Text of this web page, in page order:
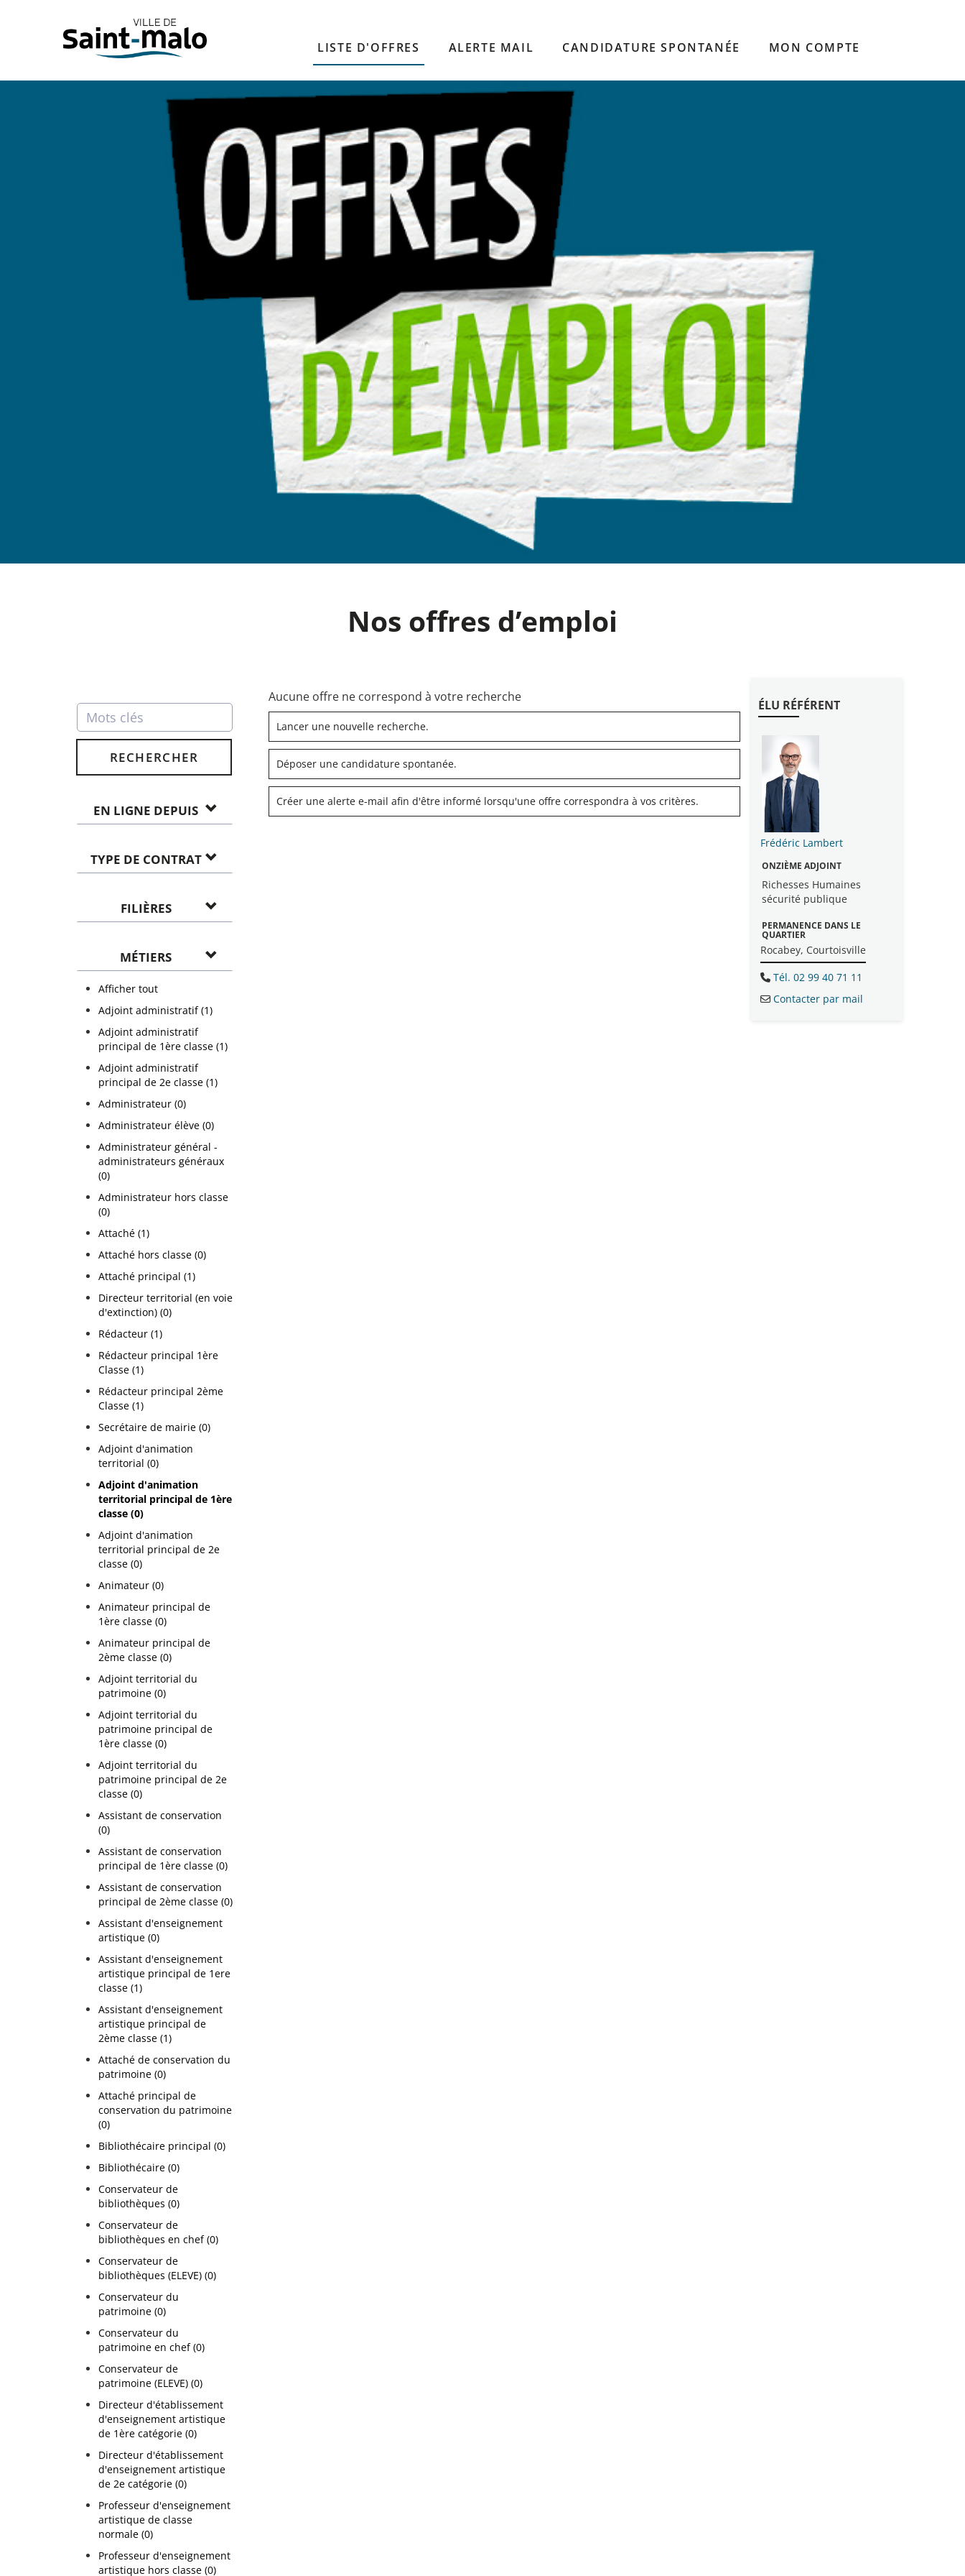
LISTE D'OFFRES ALERTE MAIL CANDIDATURE SPONTANÉE MON COMPTE
Nos offres d’emploi
RECHERCHER
EN LIGNE DEPUIS
TYPE DE CONTRAT
FILIÈRES
MÉTIERS
Afficher tout
Adjoint administratif (1)
Adjoint administratif
principal de 1ère classe (1)
Adjoint administratif
principal de 2e classe (1)
Administrateur (0)
Administrateur élève (0)
Administrateur général -
administrateurs généraux
(0)
Administrateur hors classe
(0)
Attaché (1)
Attaché hors classe (0)
Attaché principal (1)
Directeur territorial (en voie
d'extinction) (0)
Rédacteur (1)
Rédacteur principal 1ère
Classe (1)
Rédacteur principal 2ème
Classe (1)
Secrétaire de mairie (0)
Adjoint d'animation
territorial (0)
Adjoint d'animation
territorial principal de 1ère
classe (0)
Adjoint d'animation
territorial principal de 2e
classe (0)
Animateur (0)
Animateur principal de
1ère classe (0)
Animateur principal de
2ème classe (0)
Adjoint territorial du
patrimoine (0)
Adjoint territorial du
patrimoine principal de
1ère classe (0)
Adjoint territorial du
patrimoine principal de 2e
classe (0)
Assistant de conservation
(0)
Assistant de conservation
principal de 1ère classe (0)
Assistant de conservation
principal de 2ème classe (0)
Assistant d'enseignement
artistique (0)
Assistant d'enseignement
artistique principal de 1ere
classe (1)
Assistant d'enseignement
artistique principal de
2ème classe (1)
Attaché de conservation du
patrimoine (0)
Attaché principal de
conservation du patrimoine
(0)
Bibliothécaire principal (0)
Bibliothécaire (0)
Conservateur de
bibliothèques (0)
Conservateur de
bibliothèques en chef (0)
Conservateur de
bibliothèques (ELEVE) (0)
Conservateur du
patrimoine (0)
Conservateur du
patrimoine en chef (0)
Conservateur de
patrimoine (ELEVE) (0)
Directeur d'établissement
d'enseignement artistique
de 1ère catégorie (0)
Directeur d'établissement
d'enseignement artistique
de 2e catégorie (0)
Professeur d'enseignement
artistique de classe
normale (0)
Professeur d'enseignement
artistique hors classe (0)
Aucune offre ne correspond à votre recherche
Lancer une nouvelle recherche.
Déposer une candidature spontanée.
Créer une alerte e-mail afin d'être informé lorsqu'une offre correspondra à vos critères.
ÉLU RÉFÉRENT
Frédéric Lambert
ONZIÈME ADJOINT
Richesses Humaines
sécurité publique
PERMANENCE DANS LE
QUARTIER
Rocabey, Courtoisville
Tél. 02 99 40 71 11
Contacter par mail